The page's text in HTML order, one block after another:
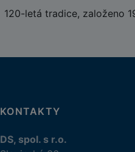
120-letá tradice, založeno
KONTAKTY
DS, spol. s r.o.